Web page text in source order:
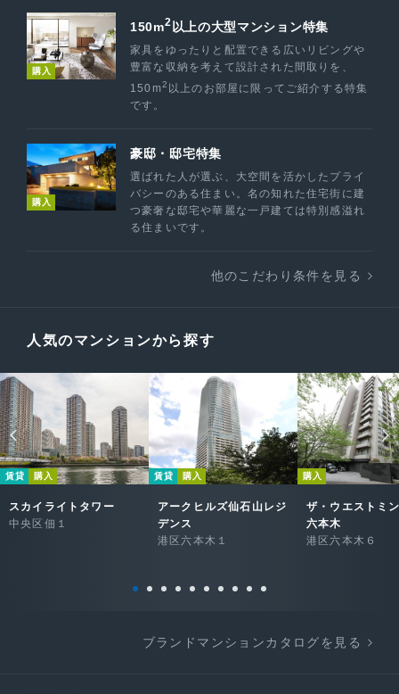
購入
150m2 以上の大型マンション特集
家具をゆったりと配置できる広いリビングや
豊富な収納を考えて設計された間取りを、
150m2 以上のお部屋に限ってご紹介する特集
です。
購入
豪邸・邸宅特集
選ばれた人が選ぶ、大空間を活かしたプライ
バシーのある住まい。名の知れた住宅街に建
つ豪奢な邸宅や華麗な一戸建ては特別感溢れ
る住まいです。
他のこだわり条件を見る
人気のマンションから探す
賃貸 購入
スカイライトタワー
中央区佃１
賃貸 購入
アークヒルズ仙石山レジ
デンス
港区六本木１
購入
ザ・ウエストミ
六本木
港区六本木６
ブランドマンションカタログを見る